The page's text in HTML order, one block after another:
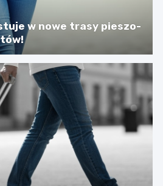
w nowe trasy pieszo-